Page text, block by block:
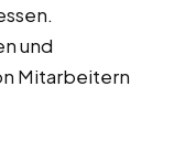
und
Mitarbeitern